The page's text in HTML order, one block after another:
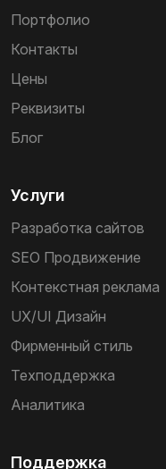
Портфолио
Контакты
Цены
Реквизиты
Блог
Услуги
Разработка сайтов
SEO Продвижение
Контекстная реклама
UX/UI Дизайн
Фирменный стиль
Техподдержка
Аналитика
Поддержка